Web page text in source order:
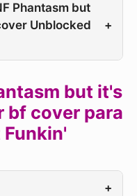
Phantasm but
Unblocked
+
but it's
bf cover para
+